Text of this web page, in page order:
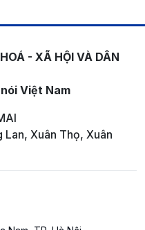
- XÃ HỘI VÀ DÂN
Việt Nam
Xuân Thọ, Xuân